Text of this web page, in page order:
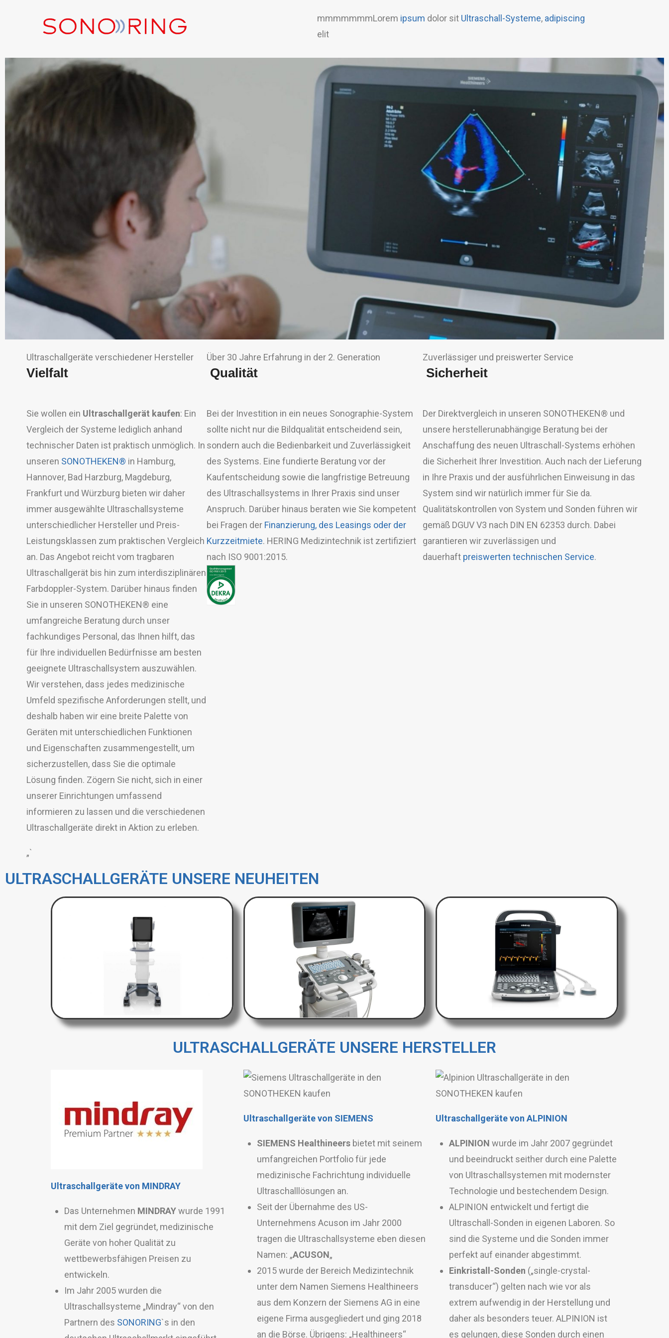
mmmmmmmLorem ipsum dolor sit Ultraschall-Systeme, adipiscing
elit
Ultraschallgeräte verschiedener Hersteller
Vielfalt
Sie wollen ein Ultraschallgerät kaufen: Ein
Vergleich der Systeme lediglich anhand
technischer Daten ist praktisch unmöglich. In
unseren SONOTHEKEN® in Hamburg,
Hannover, Bad Harzburg, Magdeburg,
Frankfurt und Würzburg bieten wir daher
immer ausgewählte Ultraschallsysteme
unterschiedlicher Hersteller und Preis-
Leistungsklassen zum praktischen Vergleich
an. Das Angebot reicht vom tragbaren
Ultraschallgerät bis hin zum interdisziplinären
Farbdoppler-System. Darüber hinaus finden
Sie in unseren SONOTHEKEN® eine
umfangreiche Beratung durch unser
fachkundiges Personal, das Ihnen hilft, das
für Ihre individuellen Bedürfnisse am besten
geeignete Ultraschallsystem auszuwählen.
Wir verstehen, dass jedes medizinische
Umfeld spezifische Anforderungen stellt, und
deshalb haben wir eine breite Palette von
Geräten mit unterschiedlichen Funktionen
und Eigenschaften zusammengestellt, um
sicherzustellen, dass Sie die optimale
Lösung finden. Zögern Sie nicht, sich in einer
unserer Einrichtungen umfassend
informieren zu lassen und die verschiedenen
Ultraschallgeräte direkt in Aktion zu erleben.
„`
Über 30 Jahre Erfahrung in der 2. Generation
Qualität
Bei der Investition in ein neues Sonographie-System
sollte nicht nur die Bildqualität entscheidend sein,
sondern auch die Bedienbarkeit und Zuverlässigkeit
des Systems. Eine fundierte Beratung vor der
Kaufentscheidung sowie die langfristige Betreuung
des Ultraschallsystems in Ihrer Praxis sind unser
Anspruch. Darüber hinaus beraten wie Sie kompetent
bei Fragen der Finanzierung, des Leasings oder der
Kurzzeitmiete. HERING Medizintechnik ist zertifiziert
nach ISO 9001:2015.
Zuverlässiger und preiswerter Service
Sicherheit
Der Direktvergleich in unseren SONOTHEKEN® und
unsere herstellerunabhängige Beratung bei der
Anschaffung des neuen Ultraschall-Systems erhöhen
die Sicherheit Ihrer Investition. Auch nach der Lieferung
in Ihre Praxis und der ausführlichen Einweisung in das
System sind wir natürlich immer für Sie da.
Qualitätskontrollen von System und Sonden führen wir
gemäß DGUV V3 nach DIN EN 62353 durch. Dabei
garantieren wir zuverlässigen und
dauerhaft preiswerten technischen Service.
ULTRASCHALLGERÄTE UNSERE NEUHEITEN
ULTRASCHALLGERÄTE UNSERE HERSTELLER
Ultraschallgeräte von MINDRAY
Das Unternehmen MINDRAYwurde 1991
mit dem Ziel gegründet, medizinische
Geräte von hoher Qualität zu
wettbewerbsfähigen Preisen zu
entwickeln.
Im Jahr 2005 wurden die
Ultraschallsysteme „Mindray“ von den
Partnern des SONORING`s in den
Ultraschallgeräte von SIEMENS
SIEMENS Healthineersbietet mit seinem
umfangreichen Portfolio für jede
medizinische Fachrichtung individuelle
Ultraschalllösungen an.
Seit der Übernahme des US-
Unternehmens Acuson im Jahr 2000
tragen die Ultraschallsysteme eben diesen
Namen: „ACUSON„
2015 wurde der Bereich Medizintechnik
unter dem Namen Siemens Healthineers
aus dem Konzern der Siemens AG in eine
eigene Firma ausgegliedert und ging 2018
an die Börse. Übrigens: „Healthineers“
Ultraschallgeräte von ALPINION
ALPINION wurde im Jahr 2007 gegründet
und beeindruckt seither durch eine Palette
von Ultraschallsystemen mit modernster
Technologie und bestechendem Design.
ALPINION entwickelt und fertigt die
Ultraschall-Sonden in eigenen Laboren. So
sind die Systeme und die Sonden immer
perfekt auf einander abgestimmt.
Einkristall-Sonden („single-crystal-
transducer“) gelten nach wie vor als
extrem aufwendig in der Herstellung und
daher als besonders teuer. ALPINION ist
es gelungen, diese Sonden durch einen